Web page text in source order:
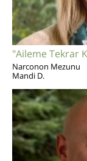
"Aileme Tekrar
Narconon Mezunu
Mandi D.